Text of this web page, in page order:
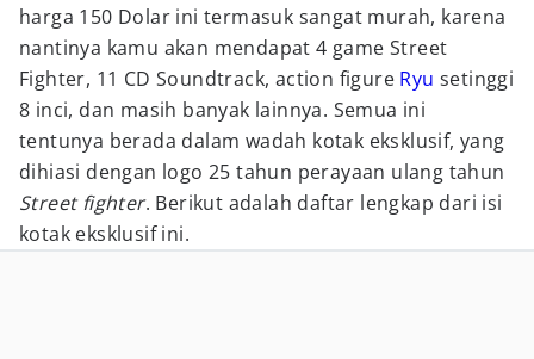
harga 150 Dolar ini termasuk sangat murah, karena
nantinya kamu akan mendapat 4 game Street
Fighter, 11 CD Soundtrack, action figure Ryu setinggi
8 inci, dan masih banyak lainnya. Semua ini
tentunya berada dalam wadah kotak eksklusif, yang
dihiasi dengan logo 25 tahun perayaan ulang tahun
Street fighter. Berikut adalah daftar lengkap dari isi
kotak eksklusif ini.